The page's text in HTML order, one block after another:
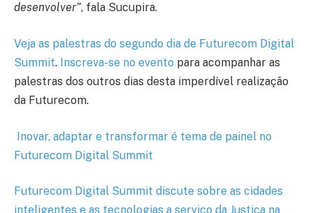
desenvolver”, fala Sucupira.
Veja as palestras do segundo dia de Futurecom Digital
Summit. Inscreva-se no evento para acompanhar as
palestras dos outros dias desta imperdível realização
da Futurecom.
Inovar, adaptar e transformar é tema de painel no
Futurecom Digital Summit
Futurecom Digital Summit discute sobre as cidades
inteligentes e as tecnologias a serviço da Justiça na